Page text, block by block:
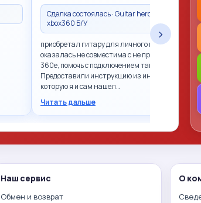
Сделка состоялась · Guitar hero гитара
xbox360 Б/У
приобретал гитару для личного пользования,
оказалась не совместима с не прошитым xbox
360e, помочь с подключением так и не смогли.
Предоставили инструкцию из интернета,
которую я и сам нашел…
Читать дальше
›
Наш сервис
Обмен и возврат
О